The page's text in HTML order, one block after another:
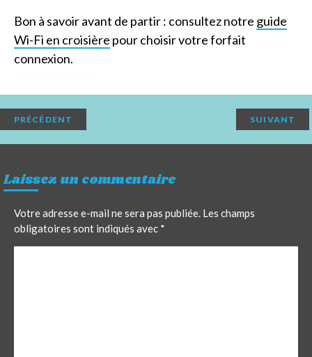
Bon à savoir avant de partir : consultez notre guide
Wi-Fi en croisière pour choisir votre forfait
connexion.
PRÉCÉDENT SUIVANT
Laissez un commentaire
Votre adresse e-mail ne sera pas publiée. Les champs
obligatoires sont indiqués avec *